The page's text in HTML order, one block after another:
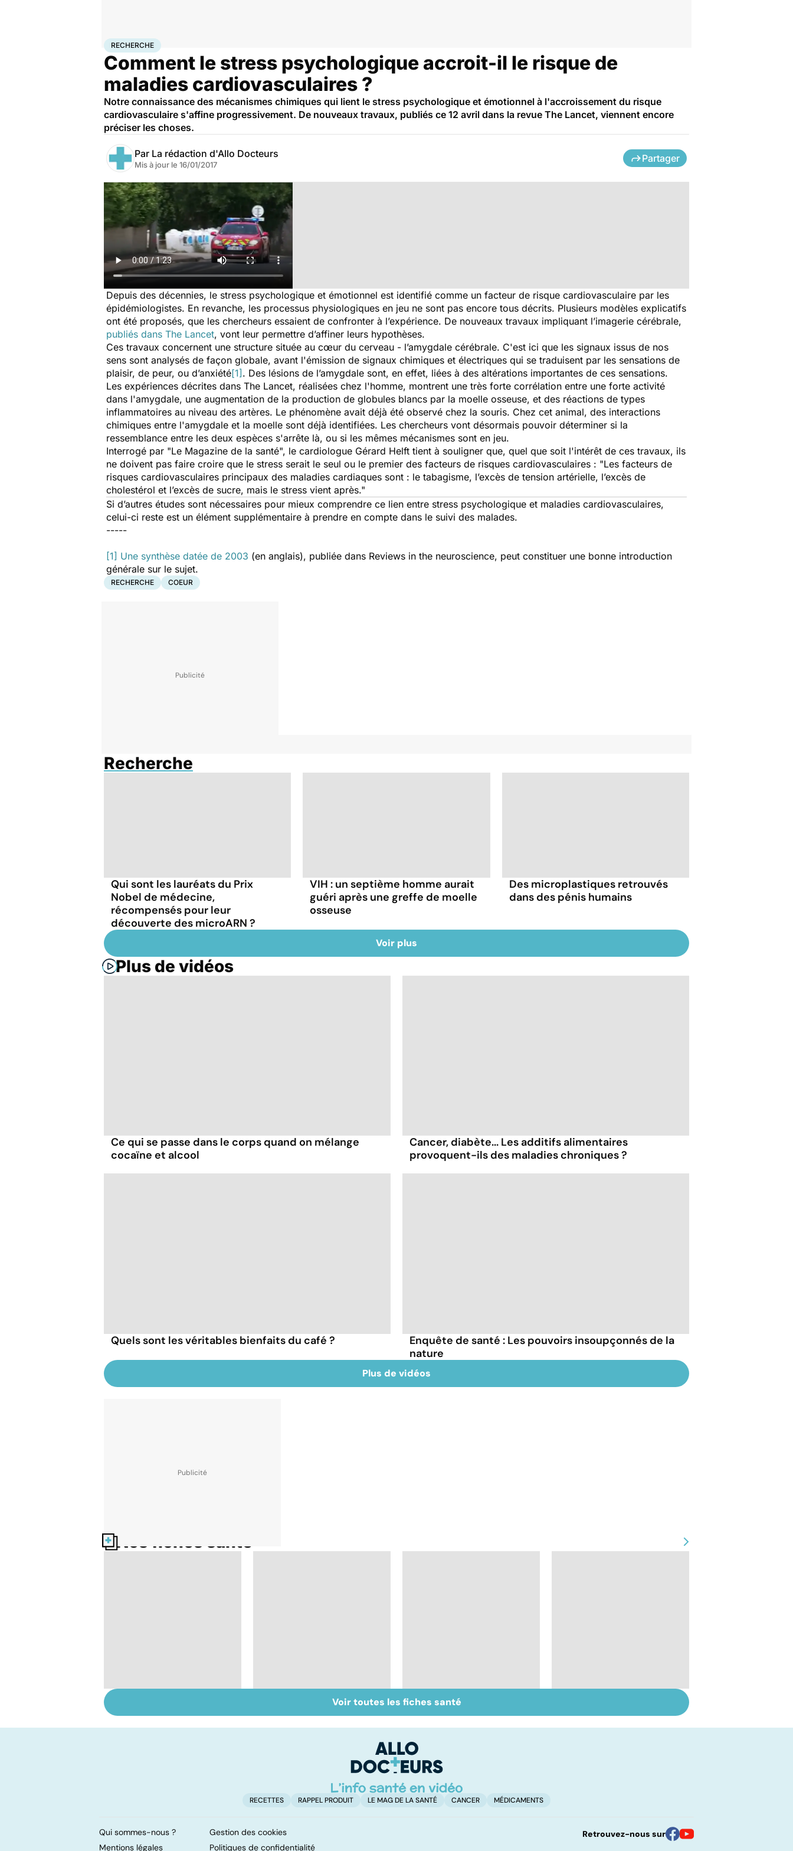
AccueilSantéMaladies
RECHERCHE
Comment le stress psychologique accroit-il le risque de
maladies cardiovasculaires ?
Notre connaissance des mécanismes chimiques qui lient le stress psychologique et émotionnel à l'accroissement du risque
cardiovasculaire s'affine progressivement. De nouveaux travaux, publiés ce 12 avril dans la revue The Lancet, viennent encore
préciser les choses.
Par La rédaction d'Allo Docteurs
Mis à jour le 16/01/2017
Partager
Depuis des décennies, le stress psychologique et émotionnel est identifié comme un facteur de risque cardiovasculaire par les
épidémiologistes. En revanche, les processus physiologiques en jeu ne sont pas encore tous décrits. Plusieurs modèles explicatifs
ont été proposés, que les chercheurs essaient de confronter à l’expérience. De nouveaux travaux impliquant l’imagerie cérébrale,
publiés dans The Lancet, vont leur permettre d’affiner leurs hypothèses.
Ces travaux concernent une structure située au cœur du cerveau - l’amygdale cérébrale. C'est ici que les signaux issus de nos
sens sont analysés de façon globale, avant l'émission de signaux chimiques et électriques qui se traduisent par les sensations de
plaisir, de peur, ou d’anxiété[1] . Des lésions de l’amygdale sont, en effet, liées à des altérations importantes de ces sensations.
Les expériences décrites dans The Lancet, réalisées chez l'homme, montrent une très forte corrélation entre une forte activité
dans l'amygdale, une augmentation de la production de globules blancs par la moelle osseuse, et des réactions de types
inflammatoires au niveau des artères. Le phénomène avait déjà été observé chez la souris. Chez cet animal, des interactions
chimiques entre l'amygdale et la moelle sont déjà identifiées. Les chercheurs vont désormais pouvoir déterminer si la
ressemblance entre les deux espèces s'arrête là, ou si les mêmes mécanismes sont en jeu.
Interrogé par "Le Magazine de la santé", le cardiologue Gérard Helft tient à souligner que, quel que soit l'intérêt de ces travaux, ils
ne doivent pas faire croire que le stress serait le seul ou le premier des facteurs de risques cardiovasculaires : "Les facteurs de
risques cardiovasculaires principaux des maladies cardiaques sont : le tabagisme, l’excès de tension artérielle, l’excès de
cholestérol et l’excès de sucre, mais le stress vient après."
Si d’autres études sont nécessaires pour mieux comprendre ce lien entre stress psychologique et maladies cardiovasculaires,
celui-ci reste est un élément supplémentaire à prendre en compte dans le suivi des malades.
-----
[1] Une synthèse datée de 2003 (en anglais), publiée dans Reviews in the neuroscience, peut constituer une bonne introduction
générale sur le sujet.
RECHERCHE COEUR
Recherche
Qui sont les lauréats du Prix
Nobel de médecine,
récompensés pour leur
découverte des microARN ?
VIH : un septième homme aurait
guéri après une greffe de moelle
osseuse
Des microplastiques retrouvés
dans des pénis humains
Voir plus
Plus de vidéos
Ce qui se passe dans le corps quand on mélange
cocaïne et alcool
Cancer, diabète... Les additifs alimentaires
provoquent-ils des maladies chroniques ?
Quels sont les véritables bienfaits du café ?
Enquête de santé : Les pouvoirs insoupçonnés de la
nature
Plus de vidéos
Nos fiches santé
cerveau
Staphylocoque doré :
une bactérie sous
Embolie pulmonaire :
un caillot dans
cancer propagé
Voir toutes les fiches santé
RECETTES RAPPEL PRODUIT LE MAG DE LA SANTÉ CANCER MÉDICAMENTS
Qui sommes-nous ?
Gestion des cookies
Mentions légales
Politiques de confidentialité
Retrouvez-nous sur